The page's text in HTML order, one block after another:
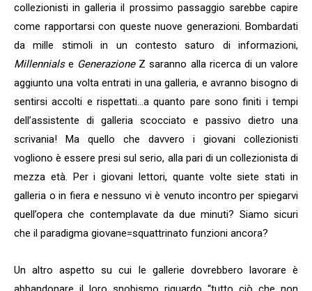
collezionisti in galleria il prossimo passaggio sarebbe capire
come rapportarsi con queste nuove generazioni. Bombardati
da mille stimoli in un contesto saturo di informazioni,
Millennialse GenerazioneZ saranno alla ricerca di un valore
aggiunto una volta entrati in una galleria, e avranno bisogno di
sentirsi accolti e rispettati…a quanto pare sono finiti i tempi
dell’assistente di galleria scocciato e passivo dietro una
scrivania! Ma quello che davvero i giovani collezionisti
vogliono è essere presi sul serio, alla pari di un collezionista di
mezza età. Per i giovani lettori, quante volte siete stati in
galleria o in fiera e nessuno vi è venuto incontro per spiegarvi
quell’opera che contemplavate da due minuti? Siamo sicuri
che il paradigma giovane=squattrinato funzioni ancora?
Un altro aspetto su cui le gallerie dovrebbero lavorare è